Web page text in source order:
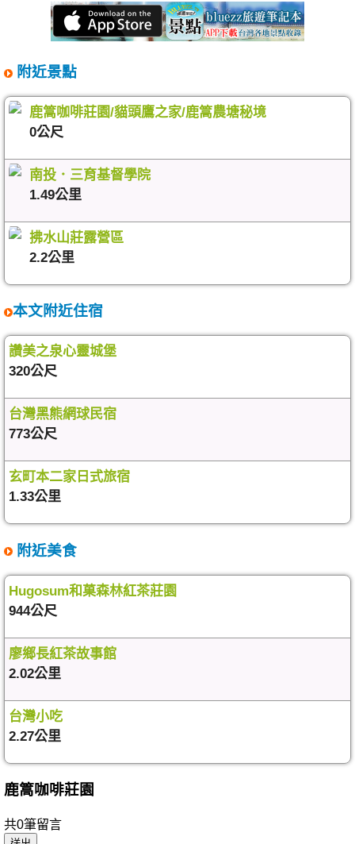
附近景點
鹿篙咖啡莊園/貓頭鷹之家/鹿篙農塘秘境
0公尺
南投．三育基督學院
1.49公里
拂水山莊露營區
2.2公里
本文附近住宿
讚美之泉心靈城堡
320公尺
台灣黑熊網球民宿
773公尺
玄町本二家日式旅宿
1.33公里
附近美食
Hugosum和菓森林紅茶莊園
944公尺
廖鄉長紅茶故事館
2.02公里
台灣小吃
2.27公里
鹿篙咖啡莊園
共0筆留言